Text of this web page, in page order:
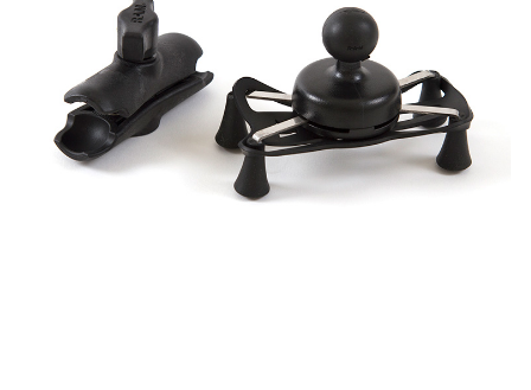
Events
Klantenservice